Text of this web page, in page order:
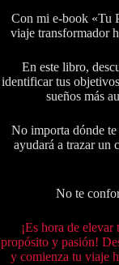
Con mi e-book «Tu
viaje transformador
En este libro,
identificar tus
sueños más
No importa dónde te
ayudará a trazar un
No te
¡Es hora de
propósito y pasión!
y comienza tu viaje